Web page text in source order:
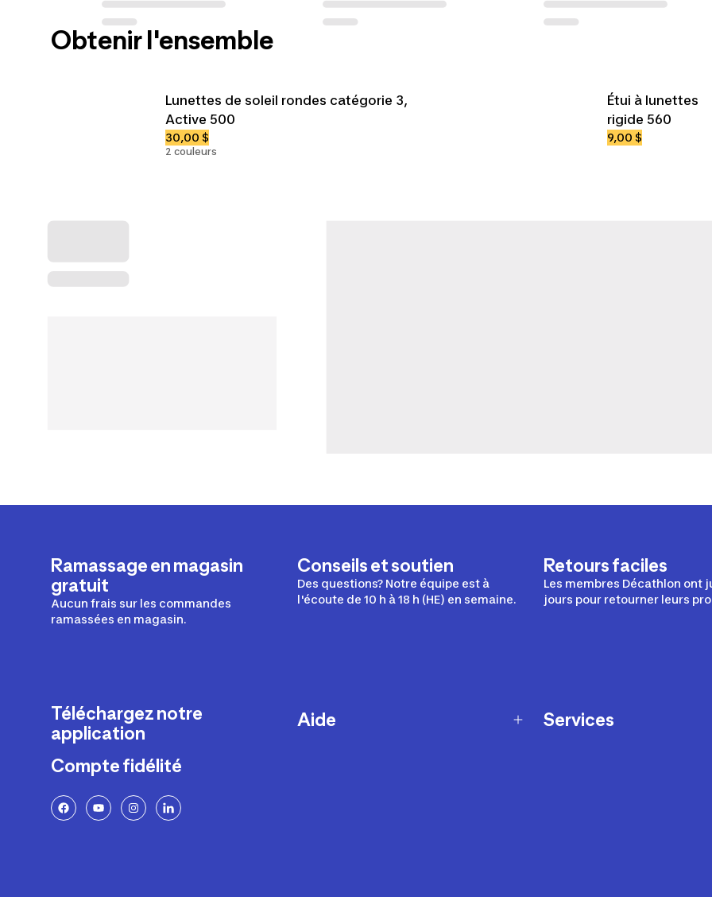
Obtenir l'ensemble
Lunettes de soleil rondes catégorie 3,
Active 500
30,00 $
2 couleurs
Étui à lunettes
rigide 560
9,00 $
Ramassage en magasin
gratuit
Aucun frais sur les commandes
ramassées en magasin.
Conseils et soutien
Des questions? Notre équipe est à
l'écoute de 10 h à 18 h (HE) en semaine.
Retours faciles
Les membres Décathlon ont
jours pour retourner leurs
Téléchargez notre
application
Compte fidélité
Aide Services